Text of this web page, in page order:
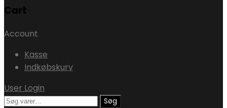
Cart
Account
Kasse
Indkøbskurv
User Login
Søg
Søg